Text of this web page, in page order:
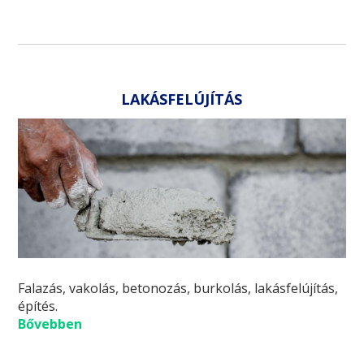
LAKÁSFELÚJÍTÁS
Falazás, vakolás, betonozás, burkolás, lakásfelújítás,
építés.
Bővebben